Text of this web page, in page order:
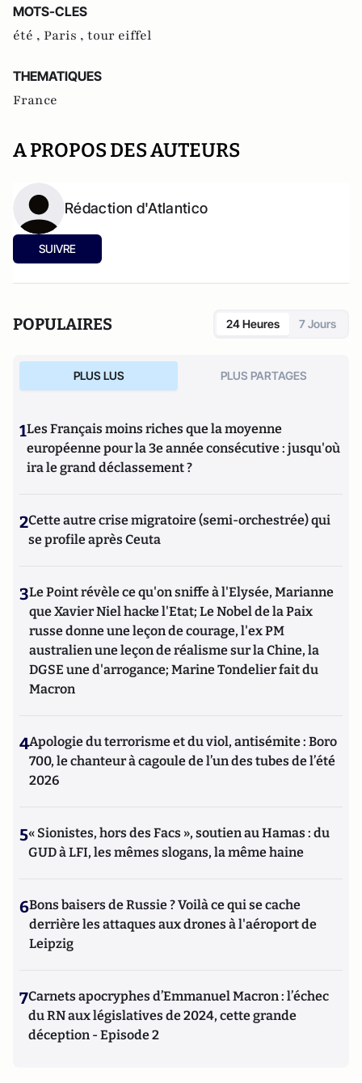
MOTS-CLES
été , Paris , tour eiffel
THEMATIQUES
France
A PROPOS DES AUTEURS
Rédaction d'Atlantico
SUIVRE
POPULAIRES 24 Heures 7 Jours
PLUS LUS PLUS PARTAGES
1Les Français moins riches que la moyenne
européenne pour la 3e année consécutive : jusqu'où
ira le grand déclassement ?
2Cette autre crise migratoire (semi-orchestrée) qui
se profile après Ceuta
3Le Point révèle ce qu'on sniffe à l'Elysée, Marianne
que Xavier Niel hacke l'Etat; Le Nobel de la Paix
russe donne une leçon de courage, l'ex PM
australien une leçon de réalisme sur la Chine, la
DGSE une d'arrogance; Marine Tondelier fait du
Macron
4Apologie du terrorisme et du viol, antisémite : Boro
700, le chanteur à cagoule de l’un des tubes de l’été
2026
5« Sionistes, hors des Facs », soutien au Hamas : du
GUD à LFI, les mêmes slogans, la même haine
6Bons baisers de Russie ? Voilà ce qui se cache
derrière les attaques aux drones à l'aéroport de
Leipzig
7Carnets apocryphes d’Emmanuel Macron : l’échec
du RN aux législatives de 2024, cette grande
déception - Episode 2